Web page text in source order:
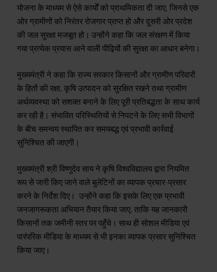
योजना के माध्यम से ऐसे कार्यों को प्राथमिकता दी जाए, जिनसे एक
ओर ग्रामीणों को निरंतर रोजगार प्राप्त हो और दूसरी ओर प्रदेश
की जल सुरक्षा मजबूत हो। उन्होंने कहा कि जल संरक्षण में किया
गया प्रत्येक प्रयास आने वाली पीढ़ियों की सुरक्षा का आधार बनेगा।
मुख्यमंत्री ने कहा कि राज्य सरकार किसानों और ग्रामीण परिवारों
के हितों की रक्षा, कृषि उत्पादन को सुरक्षित रखने तथा ग्रामीण
अर्थव्यवस्था को सशक्त बनाने के लिए पूरी प्रतिबद्धता के साथ कार्य
कर रही है। संभावित परिस्थितियों से निपटने के लिए सभी विभागों
के बीच समन्वय स्थापित कर समयबद्ध एवं प्रभावी कार्रवाई
सुनिश्चित की जाएगी।
मुख्यमंत्री श्री विष्णुदेव साय ने कृषि विश्वविद्यालय द्वारा नियमित
रूप से जारी किए जाने वाले बुलेटिनों का व्यापक प्रचार-प्रसार
करने के निर्देश दिए। उन्होंने कहा कि इसके लिए एक प्रभावी
जनजागरूकता अभियान तैयार किया जाए, ताकि यह जानकारी
किसानों तक जमीनी स्तर पर पहुँचे। साथ ही सोशल मीडिया एवं
पारंपरिक मीडिया के माध्यम से भी इनका व्यापक प्रसार सुनिश्चित
किया जाए।